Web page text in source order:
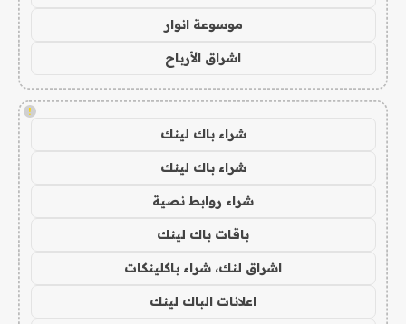
موسوعة انوار
اشراق الأرباح
!
شراء باك لينك
شراء باك لينك
شراء روابط نصية
باقات باك لينك
اشراق لنك، شراء باكلينكات
اعلانات الباك لينك